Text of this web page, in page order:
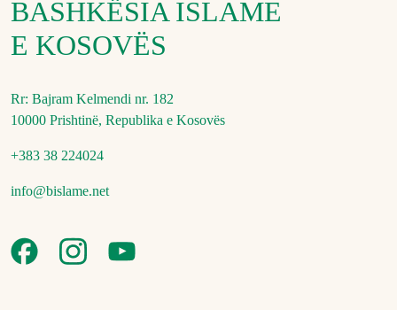
BASHKËSIA ISLAME
E KOSOVËS
Rr: Bajram Kelmendi nr. 182
10000 Prishtinë, Republika e Kosovës
+383 38 224024
info@bislame.net